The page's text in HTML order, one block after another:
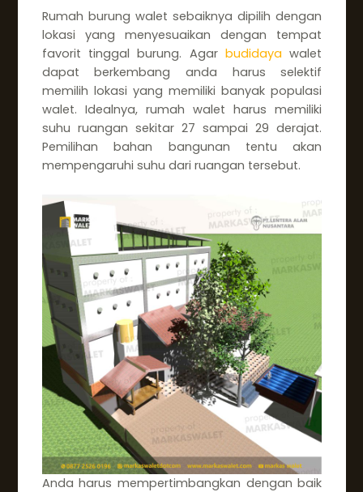
Rumah burung walet sebaiknya dipilih dengan
lokasi yang menyesuaikan dengan tempat
favorit tinggal burung. Agar budidaya walet
dapat berkembang anda harus selektif
memilih lokasi yang memiliki banyak populasi
walet. Idealnya, rumah walet harus memiliki
suhu ruangan sekitar 27 sampai 29 derajat.
Pemilihan bahan bangunan tentu akan
mempengaruhi suhu dari ruangan tersebut.
Anda harus mempertimbangkan dengan baik